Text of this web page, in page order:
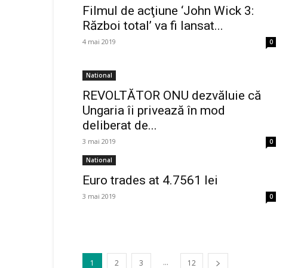
Filmul de acţiune ‘John Wick 3:
Război total’ va fi lansat...
4 mai 2019 0
National
REVOLTĂTOR ONU dezvăluie că
Ungaria îi privează în mod
deliberat de...
3 mai 2019 0
National
Euro trades at 4.7561 lei
3 mai 2019 0
1 2 3 ... 12